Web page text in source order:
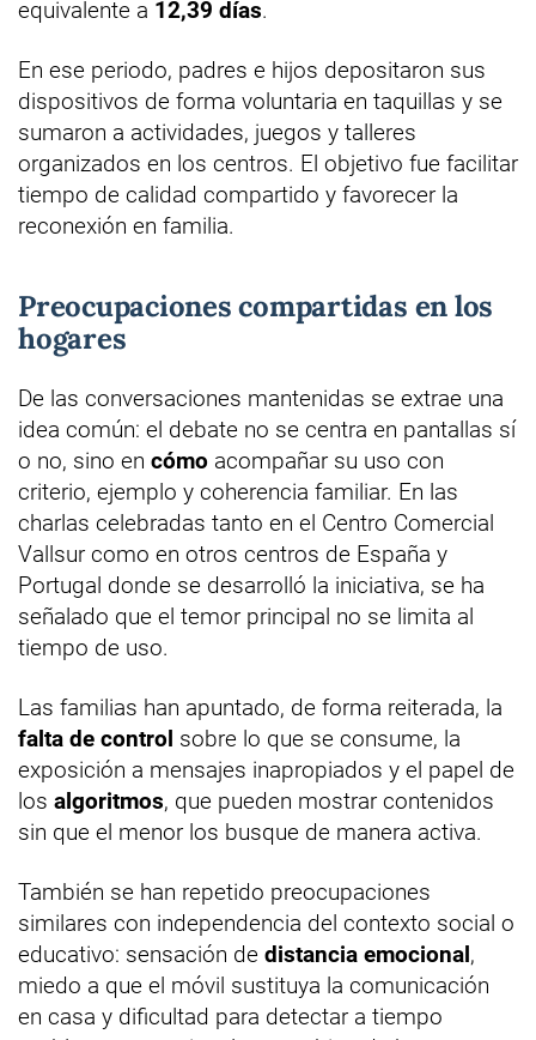
equivalente a 12,39 días.
En ese periodo, padres e hijos depositaron sus
dispositivos de forma voluntaria en taquillas y se
sumaron a actividades, juegos y talleres
organizados en los centros. El objetivo fue facilitar
tiempo de calidad compartido y favorecer la
reconexión en familia.
Preocupaciones compartidas en los
hogares
De las conversaciones mantenidas se extrae una
idea común: el debate no se centra en pantallas sí
o no, sino en cómo acompañar su uso con
criterio, ejemplo y coherencia familiar. En las
charlas celebradas tanto en el Centro Comercial
Vallsur como en otros centros de España y
Portugal donde se desarrolló la iniciativa, se ha
señalado que el temor principal no se limita al
tiempo de uso.
Las familias han apuntado, de forma reiterada, la
falta de control sobre lo que se consume, la
exposición a mensajes inapropiados y el papel de
los algoritmos, que pueden mostrar contenidos
sin que el menor los busque de manera activa.
También se han repetido preocupaciones
similares con independencia del contexto social o
educativo: sensación de distancia emocional,
miedo a que el móvil sustituya la comunicación
en casa y dificultad para detectar a tiempo